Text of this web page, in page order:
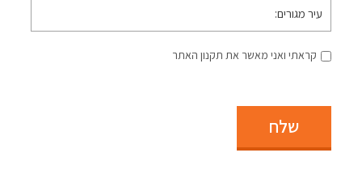
מגורים
קראתי ואני מאשר את תקנון האתר
שלח